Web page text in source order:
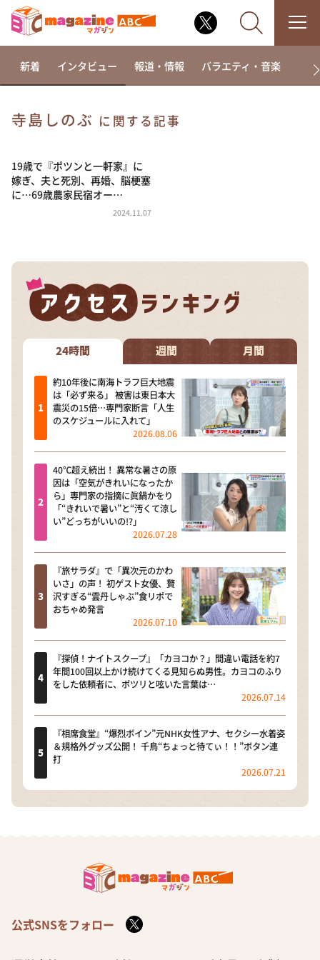
相席食堂
これ余談なんですけど・・・
～人生密着トークバラエティ！～ やすとものいたっ
河合＆A.B.C-Z塚田×福井アナ「なんでやねん！？」
（news おかえり）
DAIGOも台所 ～きょうの献立 何にする？～
本日はダイアンなり！シーズン２
朝だ！生です旅サラダ
教えて！ニュースライブ 正義のミカタ
ＬＩＦＥ～夢のカタチ～
新婚さんいらっしゃい！
ポツンと一軒家
ザキ山小屋本館
ぺこぱのまるスポ
新着 インタビュー 報道・情報 バラエティ・音楽 ド
寺島しのぶ に関する記事
19歳で『ポツンと一軒家』に
嫁ぎ、夫と死別、再婚、脳梗塞
に…69歳農家民宿オー…
2024.11.07
24時間 週間 月間
約10年後に南海トラフ巨大地震
は「必ず来る」 被害は東日本大
震災の15倍…専門家断言「人生
のスケジュールに入れて」
2026.08.06
40℃超え続出！ 異常な暑さの原
因は「空気がきれいになったか
ら」専門家の指摘に眞鍋かをり
「“きれいで暑い”と“汚くて涼し
い”どっちがいいの!?」
2026.07.28
『旅サラダ』で「異次元のかわ
いさ」の声！ 初ゲスト女優、贅
沢すぎる“雲丹しゃぶ”食リポで
おちゃめ発言
2026.07.10
『探偵！ナイトスクープ』「カヨコか？」間違い電話を約7
年間100回以上かけ続けてくる見知らぬ男性。カヨコのふり
をした依頼者に、ポツリと呟いた言葉は…
2026.07.14
『相席食堂』“爆烈ボイン”元NHK女性アナ、セクシー水着姿
＆規格外グッズ公開！ 千鳥“ちょっと待てぃ！！”ボタン連
打
2026.07.21
公式SNSをフォロー